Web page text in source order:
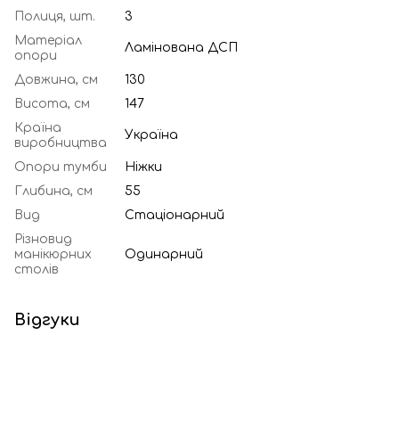
Полиця, шт.
3
Матеріал
опори
Ламінована ДСП
Довжина, см
130
Висота, см
147
Країна
виробництва
Україна
Опори тумби
Ніжки
Глибина, см
55
Вид
Стаціонарний
Різновид
манікюрних
столів
Одинарний
Відгуки